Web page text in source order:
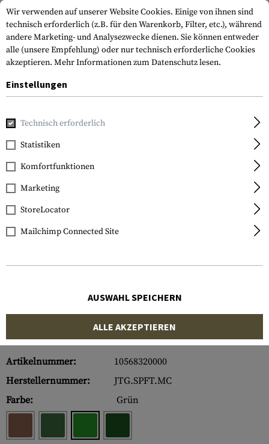
Home Tactical Gear Gummi-
JTG
Special Forces Tab
Rubber Patch
Artikelnummer:
10568320000
Herstellernummer:
JTG.SPFT.MC
Farbe:
Grün
Wir verwenden auf unserer Website Cookies. Einige von ihnen sind
technisch erforderlich (z.B. für den Warenkorb, Filter, etc.), während
andere Marketing- und Analysezwecke dienen. Sie können entweder
alle (unsere Empfehlung) oder nur technisch erforderliche Cookies
akzeptieren. Mehr Informationen zum Datenschutz lesen.
Einstellungen
Technisch erforderlich
Statistiken
Komfortfunktionen
Marketing
StoreLocator
Mailchimp Connected Site
AUSWAHL SPEICHERN
ALLE AKZEPTIEREN